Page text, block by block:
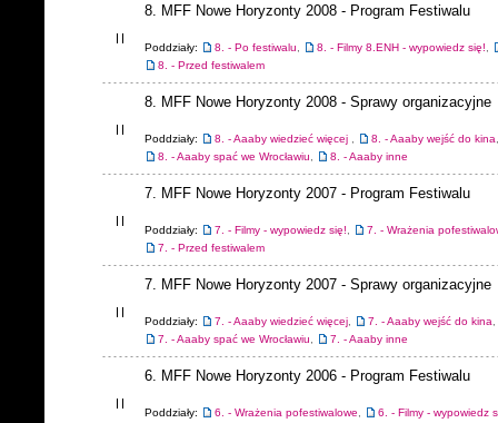
8. MFF Nowe Horyzonty 2008 - Program Festiwalu
Poddziały: 8. - Po festiwalu, 8. - Filmy 8.ENH - wypowiedz się!,
8. - Przed festiwalem
8. MFF Nowe Horyzonty 2008 - Sprawy organizacyjne
Poddziały: 8. - Aaaby wiedzieć więcej , 8. - Aaaby wejść do kina,
8. - Aaaby spać we Wrocławiu, 8. - Aaaby inne
7. MFF Nowe Horyzonty 2007 - Program Festiwalu
Poddziały: 7. - Filmy - wypowiedz się!,
7. - Wrażenia
7. - Przed festiwalem
7. MFF Nowe Horyzonty 2007 - Sprawy organizacyjne
Poddziały: 7. - Aaaby wiedzieć więcej, 7. - Aaaby wejść do kina,
7. - Aaaby spać we Wrocławiu, 7. - Aaaby inne
6. MFF Nowe Horyzonty 2006 - Program Festiwalu
Poddziały: 6. - Wrażenia pofestiwalowe,
6. - Filmy - wypowiedz